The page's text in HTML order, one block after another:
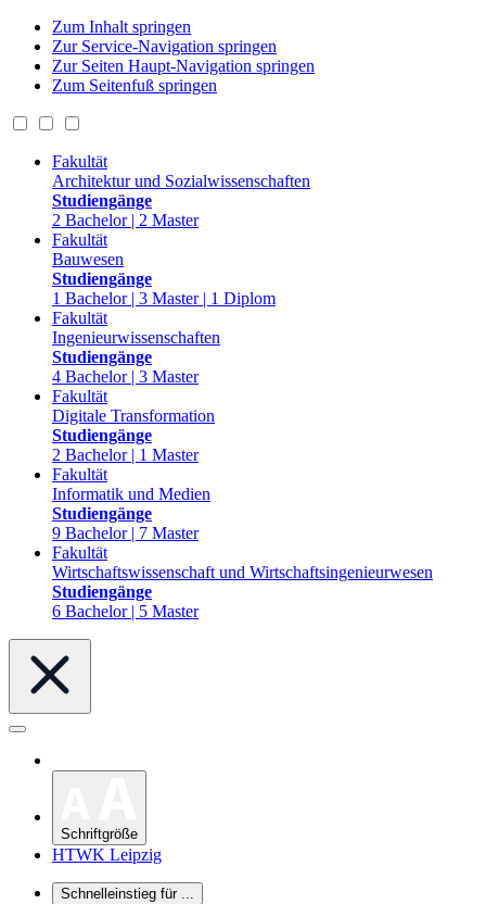
Zum Inhalt springen
Zur Service-Navigation springen
Zur Seiten Haupt-Navigation springen
Zum Seitenfuß springen
Fakultät
Architektur und Sozialwissenschaften
Studiengänge
2 Bachelor | 2 Master
Fakultät
Bauwesen
Studiengänge
1 Bachelor | 3 Master | 1 Diplom
Fakultät
Ingenieurwissenschaften
Studiengänge
4 Bachelor | 3 Master
Fakultät
Digitale Transformation
Studiengänge
2 Bachelor | 1 Master
Fakultät
Informatik und Medien
Studiengänge
9 Bachelor | 7 Master
Fakultät
Wirtschaftswissenschaft und Wirtschaftsingenieurwesen
Studiengänge
6 Bachelor | 5 Master
Schriftgröße
HTWK Leipzig
Schnelleinstieg für ...